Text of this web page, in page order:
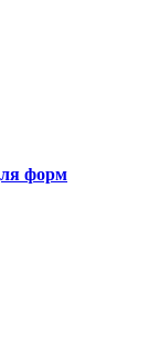
форм